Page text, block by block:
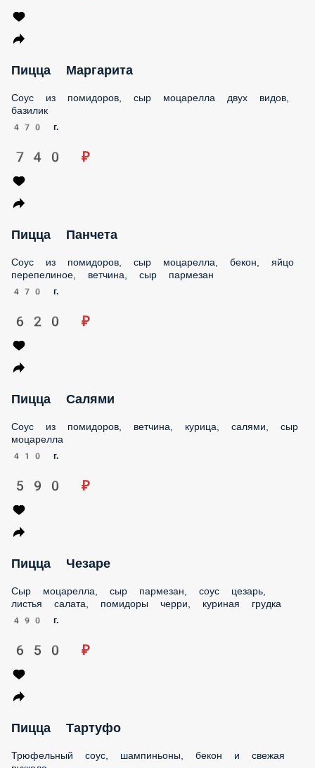
Соус из помидоров, сыр моцарелла двух видов, базилик
470 г.
740 ₽
Пицца Панчета
Соус из помидоров, сыр моцарелла, бекон, яйцо
перепелиное, ветчина, сыр пармезан
470 г.
620 ₽
Пицца Салями
Соус из помидоров, ветчина, курица, салями, сыр
моцарелла
410 г.
590 ₽
Пицца Чезаре
Сыр моцарелла, сыр пармезан, соус цезарь, листья салата,
помидоры черри, куриная грудка
490 г.
650 ₽
Пицца Тартуфо
Трюфельный соус, шампиньоны, бекон и свежая руккола
490 г.